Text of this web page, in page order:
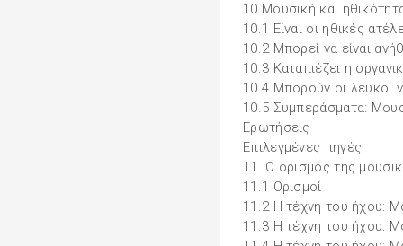
10 Μουσική και
10.1 Είναι οι ηθικές
10.2 Μπορεί να είναι
10.3 Καταπιέζει η
10.4 Μπορούν οι λευκοί
10.5 Συμπεράσματα:
Ερωτήσεις
Επιλεγμένες πηγές
11. Ο ορισμός της
11.1 Ορισμοί
11.2 Η τέχνη του ήχου:
11.3 Η τέχνη του ήχου: